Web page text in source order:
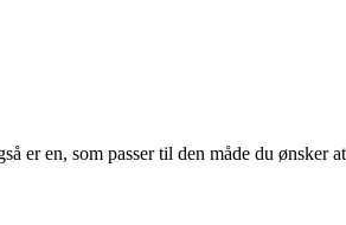
er en, som passer til den måde du ønsker